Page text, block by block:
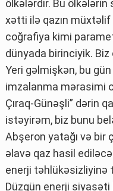
ölkələrdir. Bu ölkələrin
xətti ilə qazın
coğrafiya kimi
dünyada birinciyik. Biz
Yeri gəlmişkən, bu
imzalanma mərasimi
Çıraq-Günəşli” dərin
istəyirəm, biz bunu
Abşeron yatağı və bir
əlavə qaz hasil
enerji təhlükəsizliyinə
Düzgün enerji